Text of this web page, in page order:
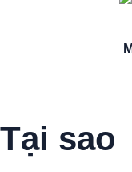
Tại sao